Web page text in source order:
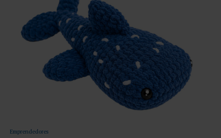
Emprendedores